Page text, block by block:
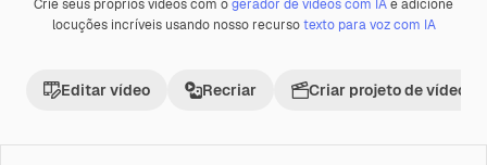
Premium
Crie seus próprios vídeos com ogerador de vídeos com IAe adicione
locuções incríveis usando nosso recursotexto para voz com IA
Editar vídeo Recriar Criar projeto de vídeo